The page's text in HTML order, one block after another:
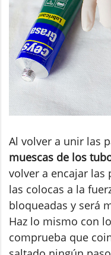
Al volver a unir las
muescas de los
volver a encajar las
las colocas a la
bloqueadas y será
Haz lo mismo con
comprueba que